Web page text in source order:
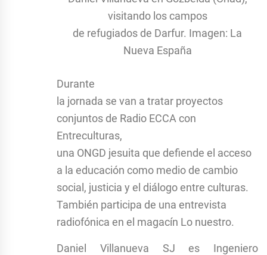
visitando los campos
de refugiados de Darfur. Imagen: La
Nueva España
Durante
la jornada se van a tratar proyectos
conjuntos de Radio ECCA con
Entreculturas,
una ONGD jesuita que defiende el acceso
a la educación como medio de cambio
social, justicia y el diálogo entre culturas.
También participa de una entrevista
radiofónica en el magacín Lo nuestro.
Daniel Villanueva SJ es Ingeniero